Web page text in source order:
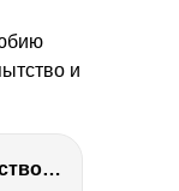
и
Антон Немцов — убийство Бориса Немцова, переезд в Дубай, семья и политика